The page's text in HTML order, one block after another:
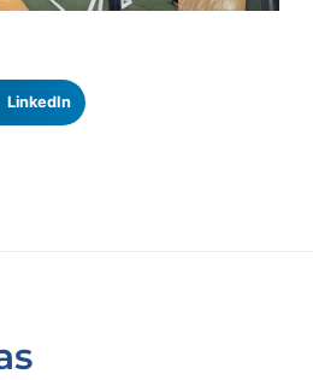
LinkedIn